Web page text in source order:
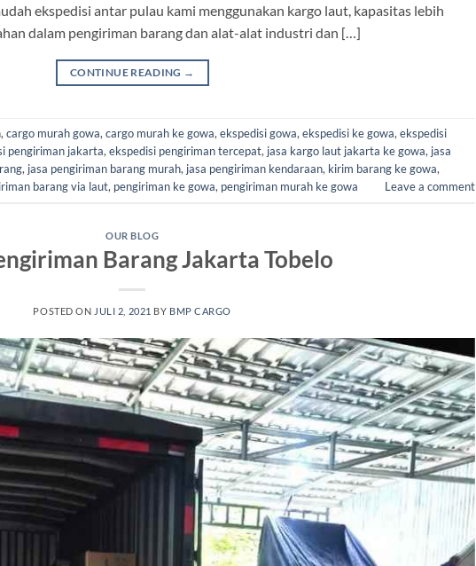
ekspedisi antar pulau kami menggunakan kargo laut, kapasitas lebih
dalam pengiriman barang dan alat-alat industri dan […]
CONTINUE READING →
, cargo murah gowa, cargo murah ke gowa, ekspedisi gowa, ekspedisi ke gowa, ekspedisi
pengiriman jakarta, ekspedisi pengiriman tercepat, jasa kargo laut jakarta ke gowa, jasa
, jasa pengiriman barang murah, jasa pengiriman kendaraan, kirim barang ke gowa,
barang via laut, pengiriman ke gowa, pengiriman murah ke gowa Leave a comment
OUR BLOG
Barang Jakarta Tobelo
POSTED ON JULI 2, 2021 BY BMP CARGO